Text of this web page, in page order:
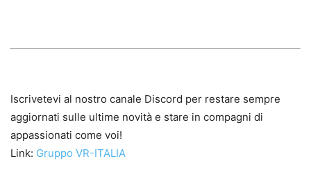
Iscrivetevi al nostro canale Discord per restare sempre
aggiornati sulle ultime novità e stare in compagni di
appassionati come voi!
Link: Gruppo VR-ITALIA